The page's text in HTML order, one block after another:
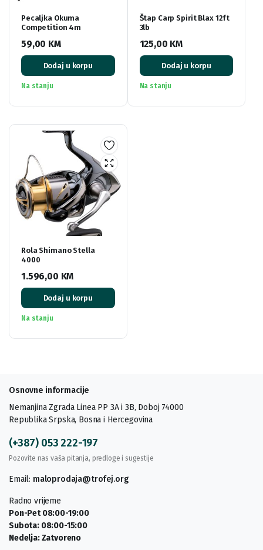
Pecaljka Okuma
Competition 4m
59,00 KM
Dodaj u korpu
Na stanju
Štap Carp Spirit Blax 12ft
3lb
125,00 KM
Dodaj u korpu
Na stanju
Rola Shimano Stella
4000
1.596,00 KM
Dodaj u korpu
Na stanju
Osnovne informacije
Nemanjina Zgrada Linea PP 3A i 3B, Doboj 74000
Republika Srpska, Bosna i Hercegovina
(+387) 053 222-197
Pozovite nas vaša pitanja, predloge i sugestije
Email: maloprodaja@trofej.org
Radno vrijeme
Pon-Pet 08:00-19:00
Subota: 08:00-15:00
Nedelja: Zatvoreno